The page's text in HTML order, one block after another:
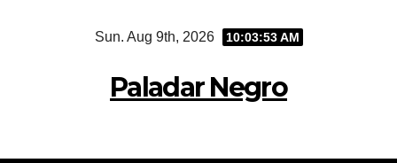
Sun. Aug 9th, 2026 10:03:54 AM
Paladar Negro